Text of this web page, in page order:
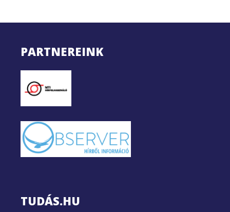
PARTNEREINK
TUDÁS.HU